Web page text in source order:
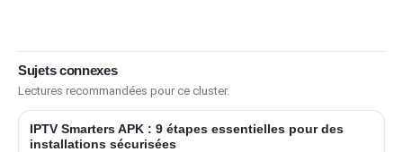
Sujets connexes
Lectures recommandées pour ce cluster.
IPTV Smarters APK : 9 étapes essentielles pour des
installations sécurisées